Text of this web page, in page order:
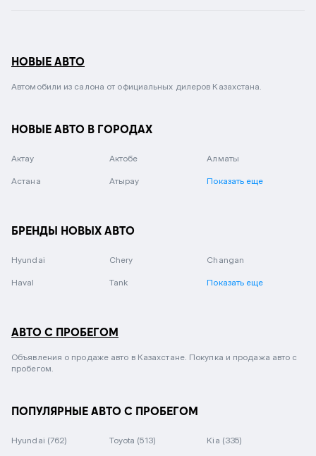
НОВЫЕ АВТО
Автомобили из салона от официальных дилеров Казахстана.
НОВЫЕ АВТО В ГОРОДАХ
Актау Актобе Алматы
Астана Атырау Показать еще
БРЕНДЫ НОВЫХ АВТО
Hyundai Chery Changan
Haval Tank Показать еще
АВТО С ПРОБЕГОМ
Объявления о продаже авто в Казахстане. Покупка и продажа авто с
пробегом.
ПОПУЛЯРНЫЕ АВТО С ПРОБЕГОМ
Hyundai (762) Toyota (513) Kia (335)